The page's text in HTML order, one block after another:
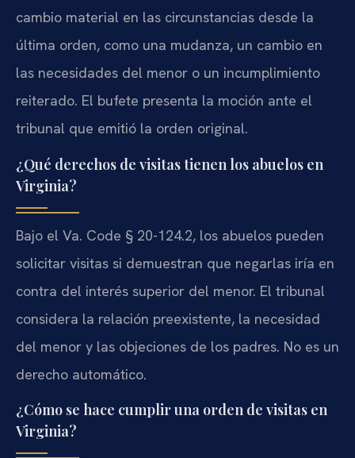
cambio material en las circunstancias desde la
última orden, como una mudanza, un cambio en
las necesidades del menor o un incumplimiento
reiterado. El bufete presenta la moción ante el
tribunal que emitió la orden original.
¿Qué derechos de visitas tienen los abuelos en
Virginia?
Bajo el Va. Code § 20-124.2, los abuelos pueden
solicitar visitas si demuestran que negarlas iría en
contra del interés superior del menor. El tribunal
considera la relación preexistente, la necesidad
del menor y las objeciones de los padres. No es un
derecho automático.
¿Cómo se hace cumplir una orden de visitas en
Virginia?